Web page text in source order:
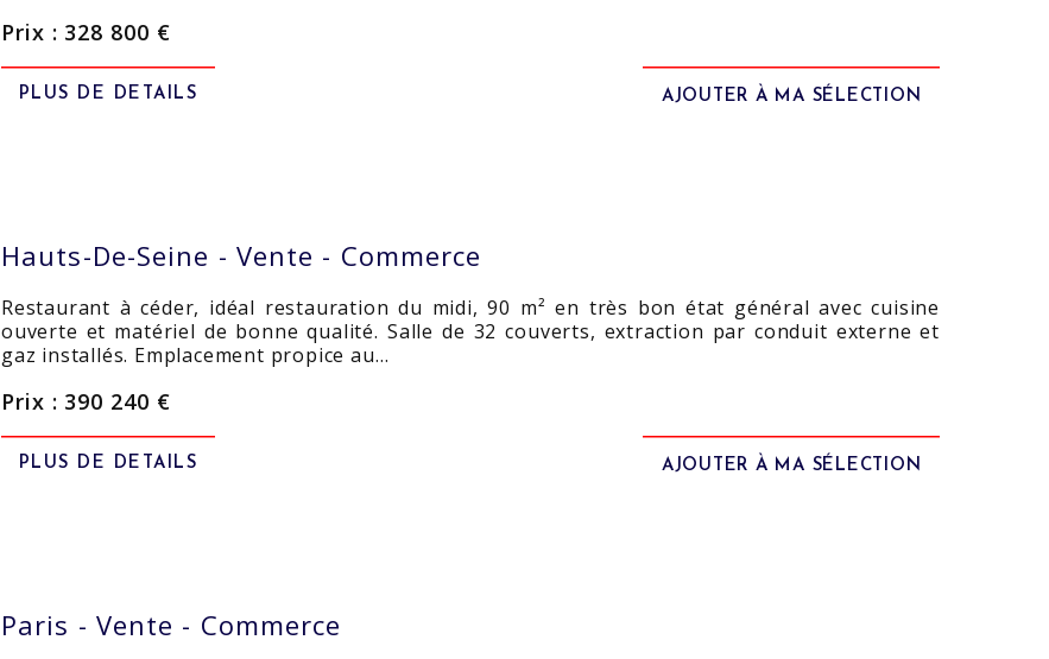
Prix : 328 800 €
PLUS DE DETAILS AJOUTER À MA SÉLECTION
Hauts-De-Seine - Vente - Commerce
Restaurant à céder, idéal restauration du midi, 90 m² en très bon état général avec cuisine
ouverte et matériel de bonne qualité. Salle de 32 couverts, extraction par conduit externe et
gaz installés. Emplacement propice au…
Prix : 390 240 €
PLUS DE DETAILS AJOUTER À MA SÉLECTION
Paris - Vente - Commerce